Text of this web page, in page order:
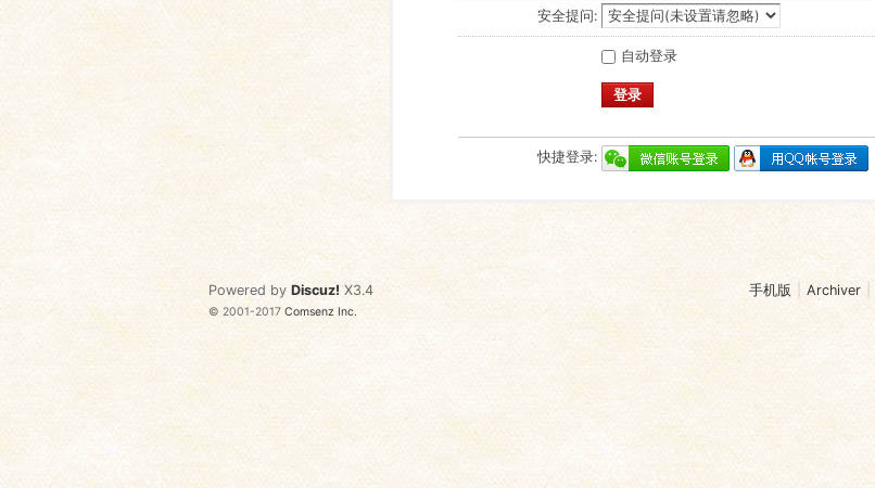
安全提问:
自动登录
登录
快捷登录:
手机版 Archiver
Powered by Discuz! X3.4
© 2001-2017Comsenz Inc.